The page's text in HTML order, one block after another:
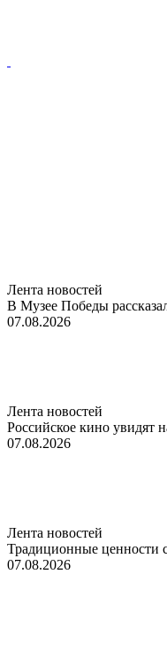
Лента новостей
В Музее Победы
07.08.2026
Лента новостей
Российское кино увидят
07.08.2026
Лента новостей
Традиционные ценности
07.08.2026